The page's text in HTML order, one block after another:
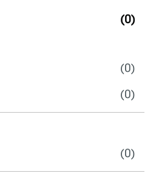
(0)
(0)
(0)
(0)